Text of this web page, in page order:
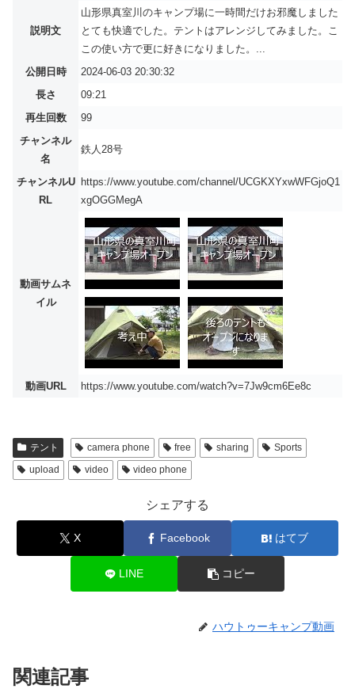
説明文
山形県真室川のキャンプ場に一時間だけお邪魔しました
とても快適でした。テントはアレンジしてみました。こ
この使い方で更に好きになりました。...
公開日時
2024-06-03 20:30:32
長さ
09:21
再生回数
99
チャンネル
名
鉄人28号
チャンネルU
RL
https://www.youtube.com/channel/UCGKXYxwWFGjoQ1
xgOGGMegA
動画サムネ
イル
動画URL https://www.youtube.com/watch?v=7Jw9cm6Ee8c
テント camera phone free sharing
Sports
upload
video video phone
シェアする
X Facebook はてブ
LINE コピー
ハウトゥーキャンプ動画
関連記事